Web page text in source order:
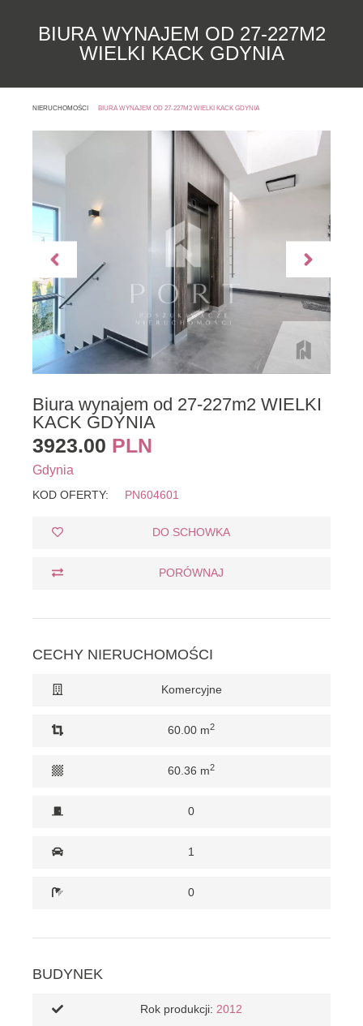
BIURA WYNAJEM OD 27-227M2
WIELKI KACK GDYNIA
NIERUCHOMOŚCI BIURA WYNAJEM OD 27-227M2 WIELKI KACK GDYNIA
Biura wynajem od 27-227m2 WIELKI
KACK GDYNIA
3923.00 PLN
Gdynia
KOD OFERTY: PN604601
DO SCHOWKA
PORÓWNAJ
CECHY NIERUCHOMOŚCI
Komercyjne
60.00 m2
60.36 m2
0
1
0
BUDYNEK
Rok produkcji: 2012